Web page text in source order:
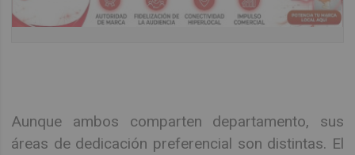
Aunque ambos comparten departamento, sus
áreas de dedicación preferencial son distintas. El